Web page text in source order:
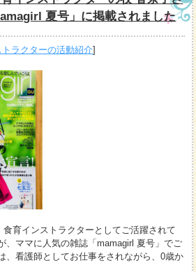
夏号」に掲載されました
ラクターの活動紹介]
育インストラクターとしてご活躍されて
、ママに人気の雑誌「mamagirl 夏号」でご
、看護師としてお仕事をされながら、0歳か